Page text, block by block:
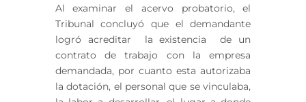
Al examinar el acervo probatorio, el
Tribunal concluyó que el demandante
logró acreditar la existencia de un
contrato de trabajo con la empresa
demandada, por cuanto esta autorizaba
la dotación, el personal que se vinculaba,